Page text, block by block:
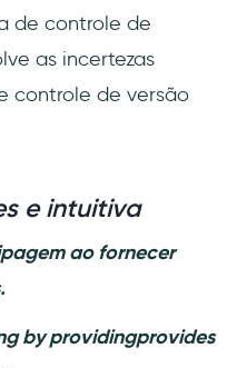
de controle de
as incertezas
controle de versão
e intuitiva
ao fornecer
by providingprovides